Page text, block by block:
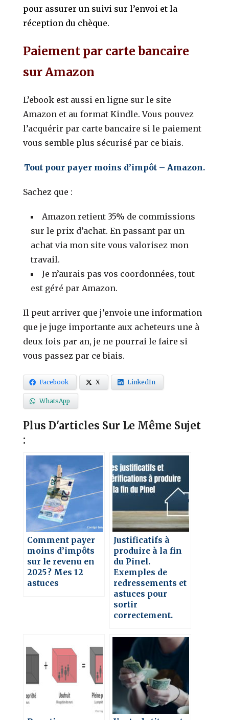
pour assurer un suivi sur l’envoi et la
réception du chèque.
Paiement par carte bancaire
sur Amazon
L’ebook est aussi en ligne sur le site
Amazon et au format Kindle. Vous pouvez
l’acquérir par carte bancaire si le paiement
vous semble plus sécurisé par ce biais.
Tout pour payer moins d’impôt – Amazon.
Sachez que :
Amazon retient 35% de commissions
sur le prix d’achat. En passant par un
achat via mon site vous valorisez mon
travail.
Je n’aurais pas vos coordonnées, tout
est géré par Amazon.
Il peut arriver que j’envoie une information
que je juge importante aux acheteurs une à
deux fois par an, je ne pourrai le faire si
vous passez par ce biais.
Facebook X LinkedIn
WhatsApp
Plus D'articles Sur Le Même Sujet
:
Comment payer
moins d’impôts
sur le revenu en
2025 ? Mes 12
astuces
Justificatifs à
produire à la fin
du Pinel.
Exemples de
redressements et
astuces pour
sortir
correctement.